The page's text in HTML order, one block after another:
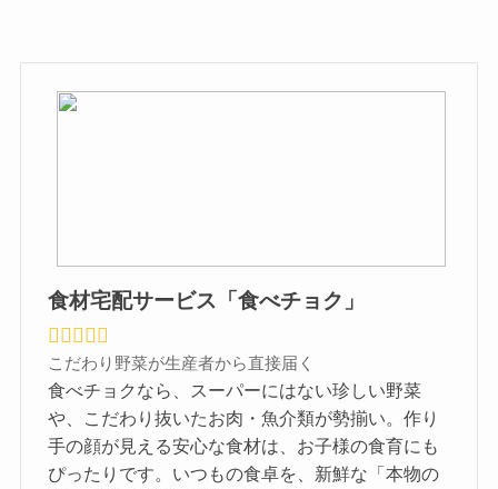
食材宅配サービス「食べチョク」
こだわり野菜が生産者から直接届く
食べチョクなら、スーパーにはない珍しい野菜
や、こだわり抜いたお肉・魚介類が勢揃い。作り
手の顔が見える安心な食材は、お子様の食育にも
ぴったりです。いつもの食卓を、新鮮な「本物の